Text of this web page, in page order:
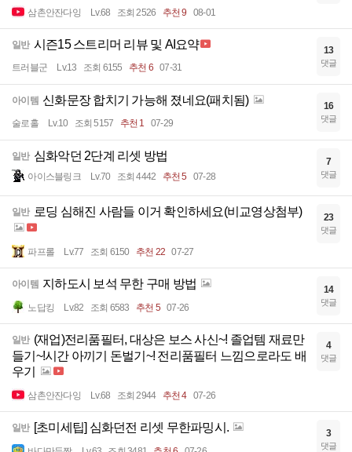
삼촌안잔다잉 Lv.68 조회 2526 추천 9 08-01
일반 시즌15 스트리머 리뷰 및 AI요약
트러블군 Lv.13 조회 6155 추천 6 07-31
13
댓글
아이템 신화문장 합치기 가능해 졌네요(패치됨)
술로홀 Lv.10 조회 5157 추천 1 07-29
16
댓글
일반 심화악던 2단계 리셋 방법
아이스블링크 Lv.70 조회 4442 추천 5 07-28
7
댓글
일반 로딩 심해진 사람들 이거 확인하세요(비교영상첨부)
파프롤 Lv.77 조회 6150 추천 22 07-27
23
댓글
아이템 지하도시 보석 무한 구매 방법
노답킹 Lv.82 조회 6583 추천 5 07-26
14
댓글
일반 (재업)전리품필터, 대상은 보스 사신~! 졸업템 재료만
들기~!시간 아끼기 돈벌기~! 전리품필터 느낌으로라도 배
우기
삼촌안잔다잉 Lv.68 조회 2944 추천 4 07-26
4
댓글
일반 [초미세팁] 심화던전 리셋 무한파밍시. 3
댓글